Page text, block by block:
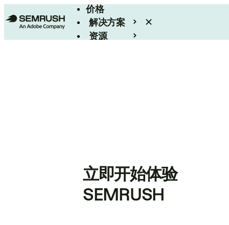
价格
解决方案
资源
立即开始体验
SEMRUSH